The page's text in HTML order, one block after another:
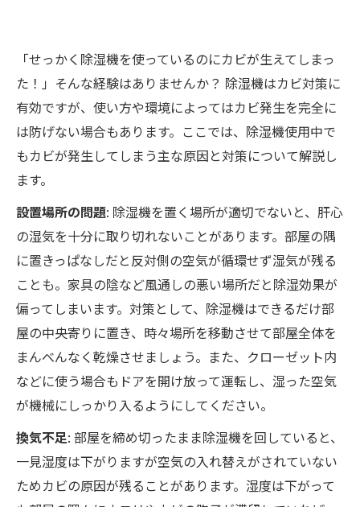
「せっかく除湿機を使っているのにカビが生えてしまっ
た！」そんな経験はありませんか？ 除湿機はカビ対策に
有効ですが、使い方や環境によってはカビ発生を完全に
は防げない場合もあります。ここでは、除湿機使用中で
もカビが発生してしまう主な原因と対策について解説し
ます。
設置場所の問題: 除湿機を置く場所が適切でないと、肝心
の湿気を十分に取り切れないことがあります。部屋の隅
に置きっぱなしだと反対側の空気が循環せず湿気が残る
ことも。家具の陰など風通しの悪い場所だと除湿効果が
偏ってしまいます。対策として、除湿機はできるだけ部
屋の中央寄りに置き、時々場所を移動させて部屋全体を
まんべんなく乾燥させましょう。また、クローゼット内
などに使う場合もドアを開け放って運転し、湿った空気
が機械にしっかり入るようにしてください。
換気不足: 部屋を締め切ったまま除湿機を回していると、
一見湿度は下がりますが空気の入れ替えがされていない
ためカビの原因が残ることがあります。湿度は下がって